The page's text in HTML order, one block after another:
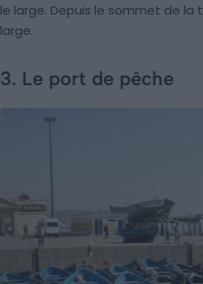
le large. Depuis le sommet de la
large.
3. Le port de pêche